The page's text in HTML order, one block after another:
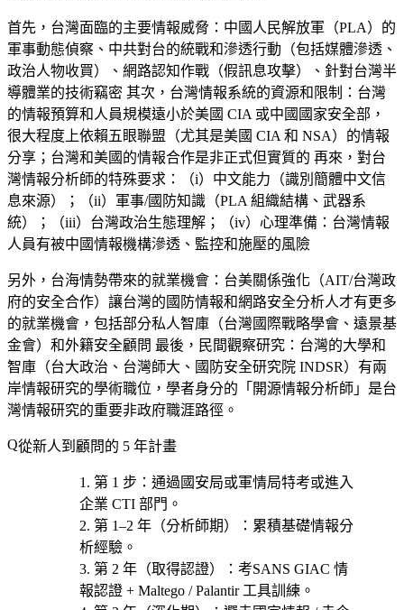
首先， 台灣面臨的主要情報威脅 ：中國人民解放軍（PLA）的
軍事動態偵察、中共對台的統戰和滲透行動（包括媒體滲透、
政治人物收買）、網路認知作戰（假訊息攻擊）、針對台灣半
導體業的技術竊密 其次，台灣情報系統的資源和限制：台灣
的情報預算和人員規模遠小於美國 CIA 或中國國家安全部，
很大程度上依賴五眼聯盟（尤其是美國 CIA 和 NSA）的情報
分享；台灣和美國的情報合作是非正式但實質的 再來，對台
灣情報分析師的特殊要求：（i）中文能力（識別簡體中文信
息來源）；（ii）軍事/國防知識（PLA 組織結構、武器系
統）；（iii）台灣政治生態理解；（iv）心理準備：台灣情報
人員有被中國情報機構滲透、監控和施壓的風險
另外，台海情勢帶來的就業機會：台美關係強化（AIT/台灣政
府的安全合作）讓台灣的國防情報和網路安全分析人才有更多
的就業機會，包括部分私人智庫（台灣國際戰略學會、遠景基
金會）和外籍安全顧問 最後，民間觀察研究：台灣的大學和
智庫（台大政治、台灣師大、國防安全研究院 INDSR）有兩
岸情報研究的學術職位，學者身分的「開源情報分析師」是台
灣情報研究的重要非政府職涯路徑。
從新人到顧問的 5 年計畫
第 1 步 ：通過 國安局或軍情局特考或進入
企業 CTI 部門。
第 1–2 年（分析師期）
：累積基礎情報分
析經驗。
第 2 年（取得認證）
：考SANS GIAC 情
報認證 + Maltego / Palantir 工具訓練 。